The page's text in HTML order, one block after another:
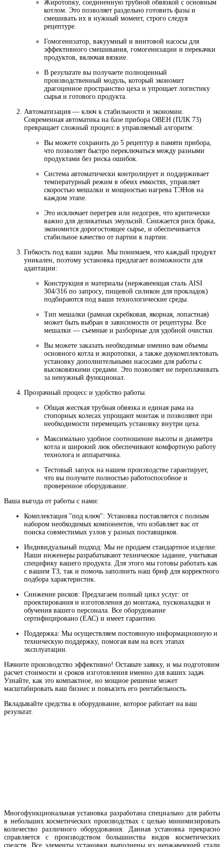
Жиротопку, соединенную трубной обвязкой с основным
котлом. Это позволяет раздельно готовить фазы и
смешивать их в нужный момент, строго следуя
рецептуре.
Гомогенизатор, вакуумный и винтовой насосы для
эффективного смешивания, гомогенизации и перекачки
продуктов, включая вязкие.
В результате вы получаете полноценный
производственный модуль, который экономит
драгоценное пространство цеха и упрощает логистику
сырья и готового продукта.
Автоматизация — ключ к стабильности и экономии.
Современная автоматика на базе прибора ОВЕН (ПЛК 73)
превращает сложный процесс в управляемый алгоритм:
Вы можете сохранить до 5 рецептур в памяти прибора,
что позволяет быстро переключаться между разными
продуктами без риска ошибок.
Система автоматически контролирует и поддерживает
температурный режим в обеих емкостях, управляет
скоростью мешалки и мощностью нагрева ТЭНов на
каждом этапе.
Это исключает перегрев или недогрев, что критически
важно для деликатных эмульсий. Снижается риск брака,
экономится дорогостоящее сырье, и обеспечивается
стабильное качество от партии к партии.
Гибкость под ваши задачи. Мы понимаем, что каждый продукт
уникален, поэтому установка предлагает возможности для
адаптации:
Конструкция и материалы (нержавеющая сталь AISI
304/316 по запросу, пищевой силикон для прокладок)
подбираются под ваши технологические среды.
Тип мешалки (рамная скребковая, якорная, лопастная)
может быть выбран в зависимости от рецептуры. Все
мешалки — съемные и разборные для удобной очистки.
Вы можете заказать необходимые именно вам объемы
основного котла и жиротопки, а также доукомплектовать
установку дополнительными насосами для работы с
высоковязкими средами. Это позволяет не переплачивать
за ненужный функционал.
Прозрачный процесс и удобство работы.
Общая жесткая трубная обвязка и единая рама на
стопорных колесах упрощают монтаж и позволяют при
необходимости перемещать установку внутри цеха.
Максимально удобное соотношение высоты и диаметра
котла и широкий люк обеспечивают комфортную работу
технолога и аппаратчика.
Тестовый запуск на нашем производстве гарантирует,
что вы получите полностью работоспособное и
проверенное оборудование.
Ваша выгода от работы с нами:
Комплектация "под ключ": Установка поставляется с полным
набором необходимых компонентов, что избавляет вас от
поиска совместимых узлов у разных поставщиков.
Индивидуальный подход: Мы не продаем стандартное изделие.
Наши инженеры разрабатывают техническое задание, учитывая
специфику вашего продукта. Для этого мы готовы работать как
с вашим ТЗ, так и помочь заполнить наш бриф для корректного
подбора характеристик.
Снижение рисков: Предлагаем полный цикл услуг: от
проектирования и изготовления до монтажа, пусконаладки и
обучения вашего персонала. Все оборудование
сертифицировано (ЕАС) и имеет гарантию.
Поддержка: Мы осуществляем постоянную информационную и
техническую поддержку, помогая вам на всех этапах
эксплуатации.
Начните производство эффективно! Оставьте заявку, и мы подготовим
расчет стоимости и сроков изготовления именно для ваших задач.
Узнайте, как это компактное, но мощное решение может
масштабировать ваш бизнес и повысить его рентабельность.
Вкладывайте средства в оборудование, которое работает на ваш
результат.
Многофункциональная установка разработана специально для работы
в небольших косметических производствах с целью минимизировать
количество различного оборудования. Данная установка прекрасно
справляется с производством большинства видов косметических
средств. Все элементы установки выполнены из нержавеющей стали